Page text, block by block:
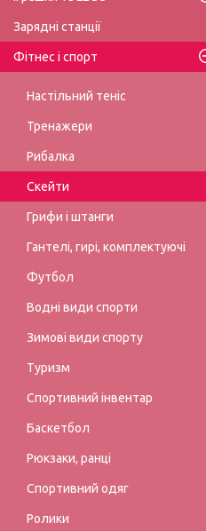
Зарядні станції
Фітнес і спорт
Настільний теніс
Тренажери
Рибалка
Скейти
Грифи і штанги
Гантелі, гирі, комплектуючі
Футбол
Водні види спорти
Зимові види спорту
Туризм
Спортивний інвентар
Баскетбол
Рюкзаки, ранці
Спортивний одяг
Ролики